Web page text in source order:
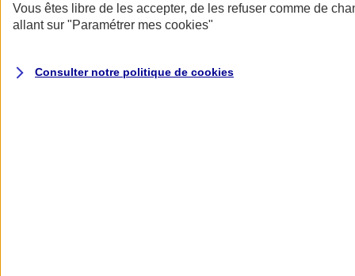
AXA Assurance
Vous êtes libre de les accepter, de les refuser comme de
allant sur "Paramétrer mes cookies"
Consulter notre politique de cookies